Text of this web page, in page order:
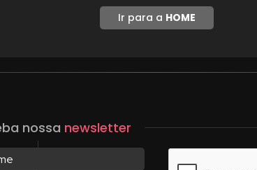
Ir para a HOME
nossa newsletter